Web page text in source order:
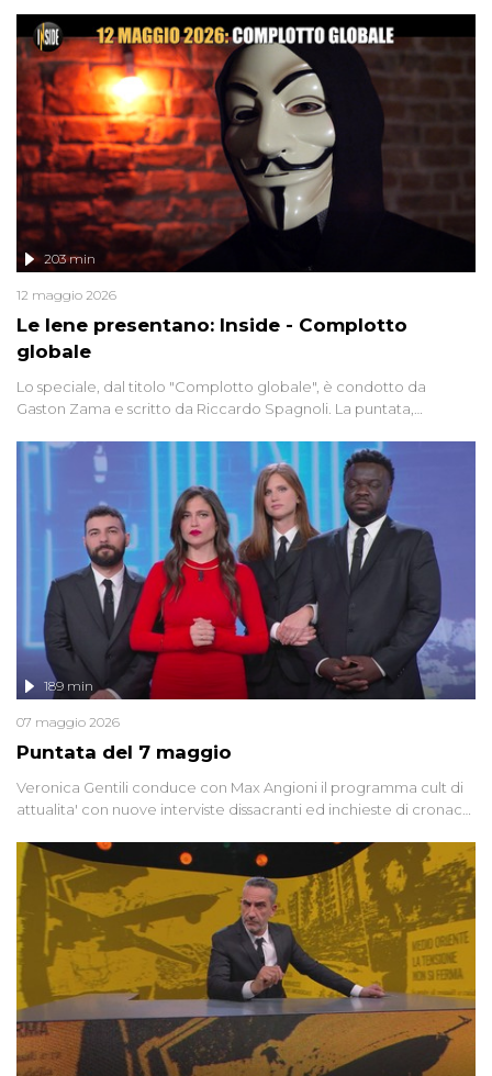
Le Iene presentano: Inside - Complotto
globale
203 min
12 maggio 2026
Lo speciale, dal titolo "Complotto globale", è condotto da
Gaston Zama e scritto da Riccardo Spagnoli. La puntata,
racconta l'universo delle narrazioni alternative, dei sospetti
globali e del complottismo che negli ultimi anni hanno invaso
social network, talk show, piazze digitali e immaginario collettivo.
Puntata del 7 maggio
189 min
07 maggio 2026
Veronica Gentili conduce con Max Angioni il programma cult di
attualita' con nuove interviste dissacranti ed inchieste di cronaca